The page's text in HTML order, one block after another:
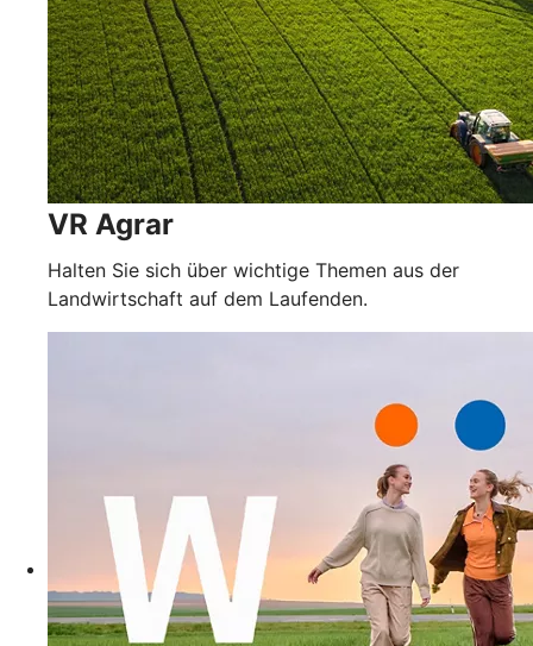
VR Agrar
Halten Sie sich über wichtige Themen aus der
Landwirtschaft auf dem Laufenden.